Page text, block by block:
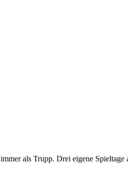
als Trupp. Drei eigene